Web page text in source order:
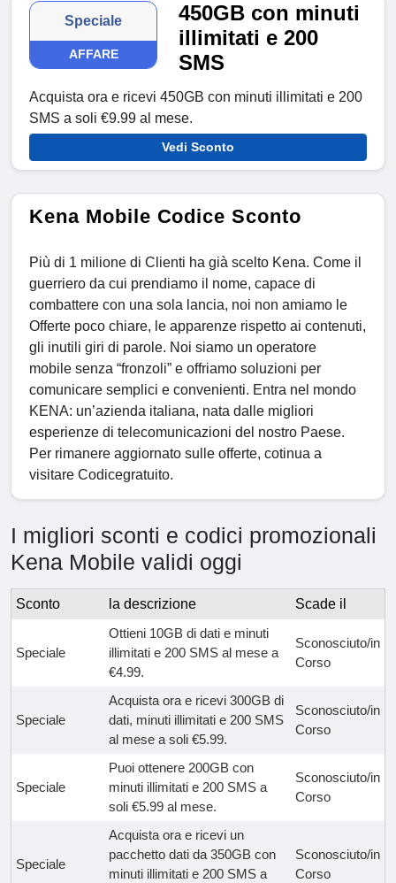
Speciale
AFFARE
450GB con minuti
illimitati e 200
SMS
Acquista ora e ricevi 450GB con minuti illimitati e 200
SMS a soli €9.99 al mese.
Vedi Sconto
Kena Mobile Codice Sconto
Più di 1 milione di Clienti ha già scelto Kena. Come il
guerriero da cui prendiamo il nome, capace di
combattere con una sola lancia, noi non amiamo le
Offerte poco chiare, le apparenze rispetto ai contenuti,
gli inutili giri di parole. Noi siamo un operatore
mobile senza “fronzoli” e offriamo soluzioni per
comunicare semplici e convenienti. Entra nel mondo
KENA: un’azienda italiana, nata dalle migliori
esperienze di telecomunicazioni del nostro Paese.
Per rimanere aggiornato sulle offerte, cotinua a
visitare Codicegratuito.
I migliori sconti e codici promozionali
Kena Mobile validi oggi
Sconto la descrizione Scade il
Speciale
Ottieni 10GB di dati e minuti
illimitati e 200 SMS al mese a
€4.99.
Sconosciuto/in
Corso
Speciale
Acquista ora e ricevi 300GB di
dati, minuti illimitati e 200 SMS
al mese a soli €5.99.
Sconosciuto/in
Corso
Speciale
Puoi ottenere 200GB con
minuti illimitati e 200 SMS a
soli €5.99 al mese.
Sconosciuto/in
Corso
Speciale
Acquista ora e ricevi un
pacchetto dati da 350GB con
minuti illimitati e 200 SMS a
Sconosciuto/in
Corso